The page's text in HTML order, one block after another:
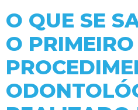
O QUE SE
O PRIMEIRO